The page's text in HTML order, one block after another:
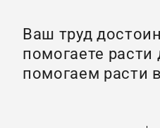
Ваш труд
помогаете
помогаем расти